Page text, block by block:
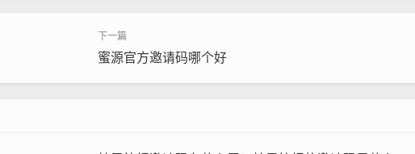
蜜源官方邀请码哪个好